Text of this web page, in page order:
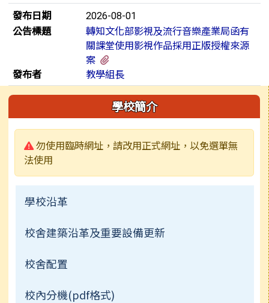
發布日期
2026-08-01
公告標題
轉知文化部影視及流行音樂產業局函有
關課堂使用影視作品採用正版授權來源
案
發布者
教學組長
左邊區域內容 學校簡介
警告:
勿使用臨時網址，請改用正式網址，以免選單無
法使用
學校沿革
校舍建築沿革及重要設備更新
校舍配置
校內分機(pdf格式)